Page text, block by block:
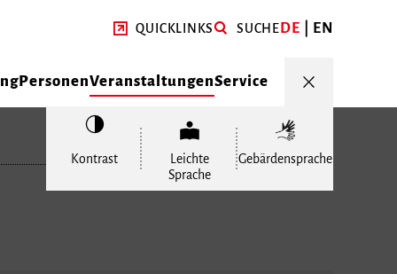
QUICKLINKS SUCHEDE EN
PersonenVeranstaltungenService
Kontrast
Leichte
Sprache
Gebärdensprache